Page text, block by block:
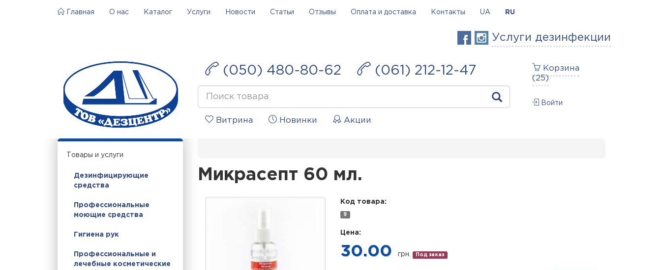
Главная О нас Каталог Услуги Новости Статьи Отзывы Оплата и доставка Контакты UA RU
Услуги дезинфекции
(050) 480-80-62 (061) 212-12-47
Витрина Новинки Акции
Корзина
( 25)
Войти
Товары и услуги
Дезинфицирующие
средства
Профессиональные
моющие средства
Гигиена рук
Профессиональные и
лечебные косметические
Микрасепт 60 мл.
Код товара:
9
Цена:
30.00 грн. Под заказ